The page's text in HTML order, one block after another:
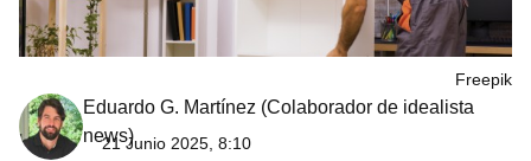
Freepik
Eduardo G. Martínez (Colaborador de idealista
news)
21 Junio 2025, 8:10